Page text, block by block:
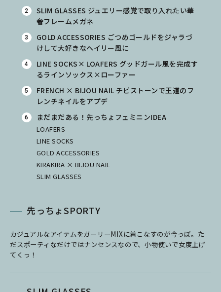
SLIM GLASSES ジュエリー感覚で取り入れたい華
奢フレームメガネ
GOLD ACCESSORIES ごつめゴールドをジャラづ
けして大好きなヘイリー風に
LINE SOCKS× LOAFERS グッドガール風を完成す
るラインソックス×ローファー
FRENCH × BIJOU NAIL チビストーンで王道のフ
レンチネイルをアプデ
まだまだある！先っちょフェミニンIDEA
LOAFERS
LINE SOCKS
GOLD ACCESSORIES
KIRAKIRA × BIJOU NAIL
SLIM GLASSES
先っちょSPORTY
カジュアルなアイテムをガーリーMIXに着こなすのが今っぽ。た
だスポーティなだけではナンセンスなので、小物使いで女度上げ
てくっ！